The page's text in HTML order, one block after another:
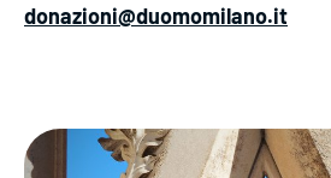
donazioni@duomomilano.it